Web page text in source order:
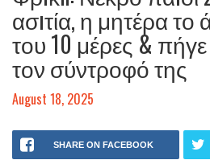
ασıτία, η μητέρα
του 10 μέρες &
τον σύντροφό της
August 18, 2025
SHARE ON FACEBOOK